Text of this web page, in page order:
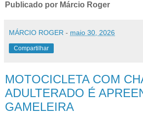
Publicado por Márcio Roger
MÁRCIO ROGER - maio 30, 2026
Compartilhar
MOTOCICLETA COM
ADULTERADO É
GAMELEIRA